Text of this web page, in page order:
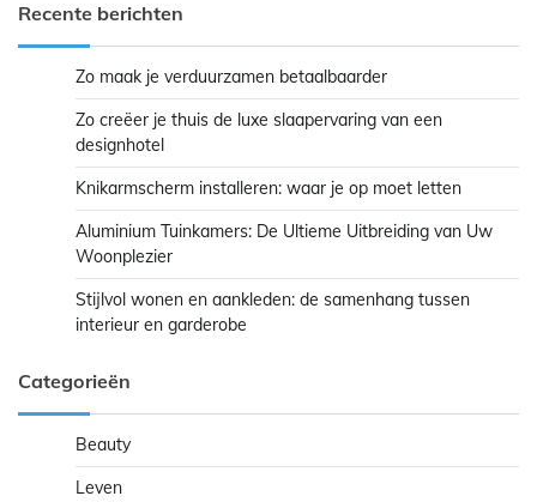
Recente berichten
Zo maak je verduurzamen betaalbaarder
Zo creëer je thuis de luxe slaapervaring van een
designhotel
Knikarmscherm installeren: waar je op moet letten
Aluminium Tuinkamers: De Ultieme Uitbreiding van Uw
Woonplezier
Stijlvol wonen en aankleden: de samenhang tussen
interieur en garderobe
Categorieën
Beauty
Leven